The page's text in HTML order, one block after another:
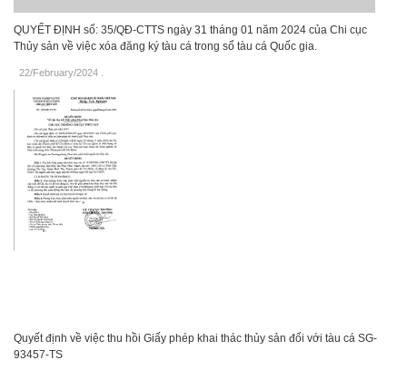
QUYẾT ĐỊNH số: 35/QĐ-CTTS ngày 31 tháng 01 năm 2024 của Chi cục
Thủy sản về việc xóa đăng ký tàu cá trong sổ tàu cá Quốc gia.
22/February/2024
Quyết định về việc thu hồi Giấy phép khai thác thủy sản đối với tàu cá SG-
93457-TS